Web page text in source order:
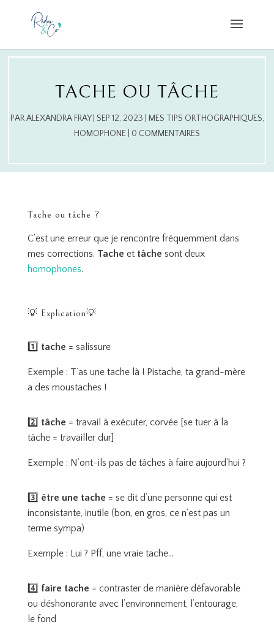
TACHE OU TÂCHE
PARALEXANDRA FRAY| SEP 12, 2023 MES TIPS ORTHOGRAPHIQUES,
HOMOPHONE
0 COMMENTAIRES
Tache ou tâche ?
C’est une erreur que je rencontre fréquemment dans
mes corrections. Tache et tâche sont deux
homophones.
💡 Explication💡
1️⃣ tache = salissure
Exemple : T’as une tache là ! Pistache, ta grand-mère
a des moustaches !
2️⃣ tâche = travail à exécuter, corvée [se tuer à la
tâche = travailler dur]
Exemple : N’ont-ils pas de tâches à faire aujourd’hui ?
3️⃣ être une tache = se dit d’une personne qui est
inconsistante, inutile (bon, en gros, ce n’est pas un
terme sympa)
Exemple : Lui ? Pff, une vraie tache…
4️⃣ faire tache = contraster de manière défavorable
ou déshonorante avec l’environnement, l’entourage,
le fond